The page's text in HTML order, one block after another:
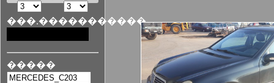
���.�����������
�����